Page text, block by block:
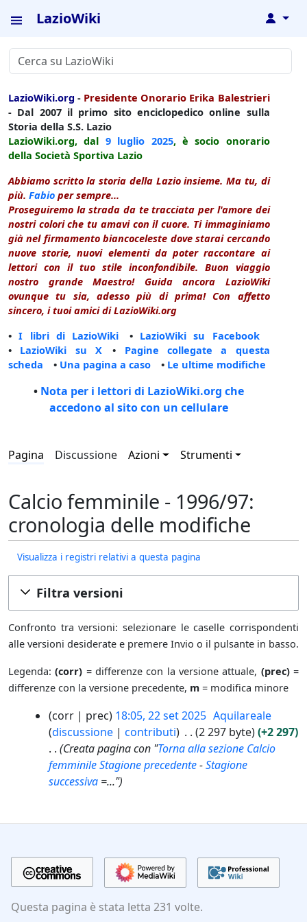
LazioWiki ↓
LazioWiki.org - Presidente Onorario Erika Balestrieri
- Dal 2007 il primo sito enciclopedico online sulla
Storia della S.S. Lazio
LazioWiki.org, dal 9 luglio 2025, è socio onorario
della Società Sportiva Lazio
Abbiamo scritto la storia della Lazio insieme. Ma tu, di
più. Fabio per sempre...
Proseguiremo la strada da te tracciata per l'amore dei
nostri colori che tu amavi con il cuore. Ti immaginiamo
già nel firmamento biancoceleste dove starai cercando
nuove storie, nuovi elementi da poter raccontare ai
lettori con il tuo stile inconfondibile. Buon viaggio
nostro grande Maestro! Guida ancora LazioWiki
ovunque tu sia, adesso più di prima! Con affetto
sincero, i tuoi amici di LazioWiki.org
•I libri di LazioWiki • LazioWiki su Facebook
• LazioWiki su X • Pagine collegate a questa
scheda • Una pagina a caso • Le ultime modifiche
• Nota per i lettori di LazioWiki.org che
accedono al sito con un cellulare
Pagina Discussione Azioni Strumenti
Calcio femminile - 1996/97:
cronologia delle modifiche
Visualizza i registri relativi a questa pagina
Filtra versioni
Confronto tra versioni: selezionare le caselle corrispondenti
alle versioni desiderate e premere Invio o il pulsante in basso.
Legenda:(corr) = differenze con la versione attuale, (prec)=
differenze con la versione precedente, m = modifica minore
2
corr prec 18:05, 22 set 2025 Aquilareale
discussione
contributi 2 297 byte
+2 297
Creata pagina con "Torna alla sezione Calcio
femminile Stagione precedente-Stagione
successiva=..."
Questa pagina è stata letta 231 volte.